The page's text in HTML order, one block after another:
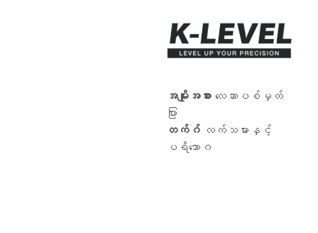
အမျိုးအစား လေဆာပစ်မှတ်
ပြား
တက်ဂ် လက်သမားနှင့်
ပရိဘောဂ